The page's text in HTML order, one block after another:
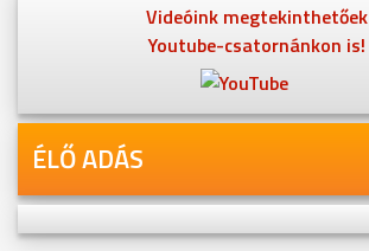
Videóink megtekinthetőek
Youtube-csatornánkon is!
ÉLŐ ADÁS